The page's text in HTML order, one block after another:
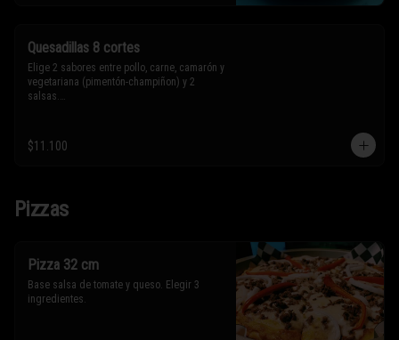
Quesadillas 8 cortes
Elige 2 sabores entre pollo, carne, camarón y
vegetariana (pimentón-champiñon) y 2
salsas.
* Los ingredientes no son intercambiables.
Sólo puedes solicitar eliminar un
$11.100
Pizzas
Pizza 32 cm
Base salsa de tomate y queso. Elegir 3
ingredientes.